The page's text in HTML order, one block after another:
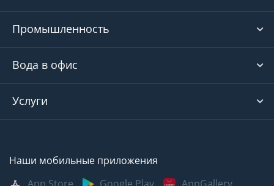
Промышленность
Вода в офис
Услуги
Наши мобильные приложения
App Store
Google Play
AppGallery